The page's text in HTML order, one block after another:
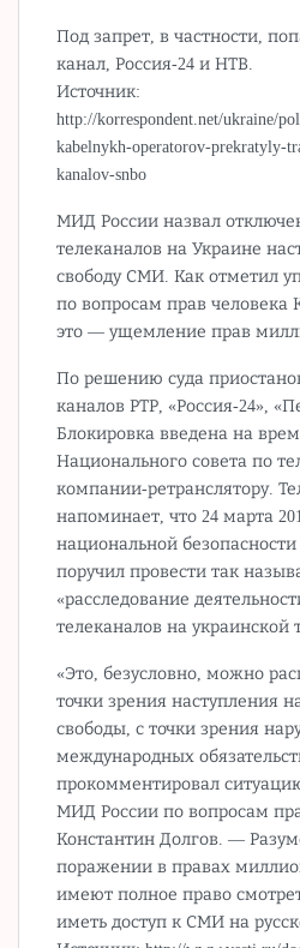
Под запрет, в частности,
канал, Россия-24 и НТВ.
Источник:
http://korrespondent.net/ukraine/
kabelnykh-operatorov-prekratyly-
kanalov-snbo
МИД России назвал
телеканалов на Украине
свободу СМИ. Как отметил
по вопросам прав человека
это — ущемление прав
По решению суда
каналов РТР, «Россия-24»,
Блокировка введена на
Национального совета по
компании-ретранслятору.
напоминает, что 24 марта
национальной
поручил провести так
«расследование
телеканалов на украинской
«Это, безусловно, можно
точки зрения наступления
свободы, с точки зрения
международных
прокомментировал
МИД России по вопросам
Константин Долгов. —
поражении в правах
имеют полное право
иметь доступ к СМИ на